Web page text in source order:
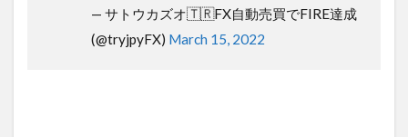
— サトウカズオ🇹🇷FX自動売買でFIRE達成
(@tryjpyFX) March 15, 2022